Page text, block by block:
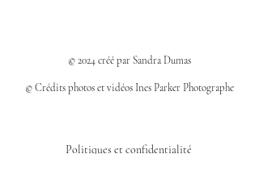
© 2024 créé par Sandra Dumas
© Crédits photos et vidéos Ines Parker Photographe
Politiques et confidentialité